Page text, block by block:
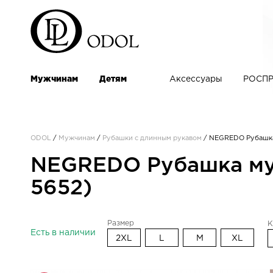
Мужчинам Детям Аксессуары
ODOL / Мужчинам / Рубашки с длинным рукавом / NEGREDO
NEGREDO Рубашка
5652)
Есть в наличии
Размер
2XL M XL